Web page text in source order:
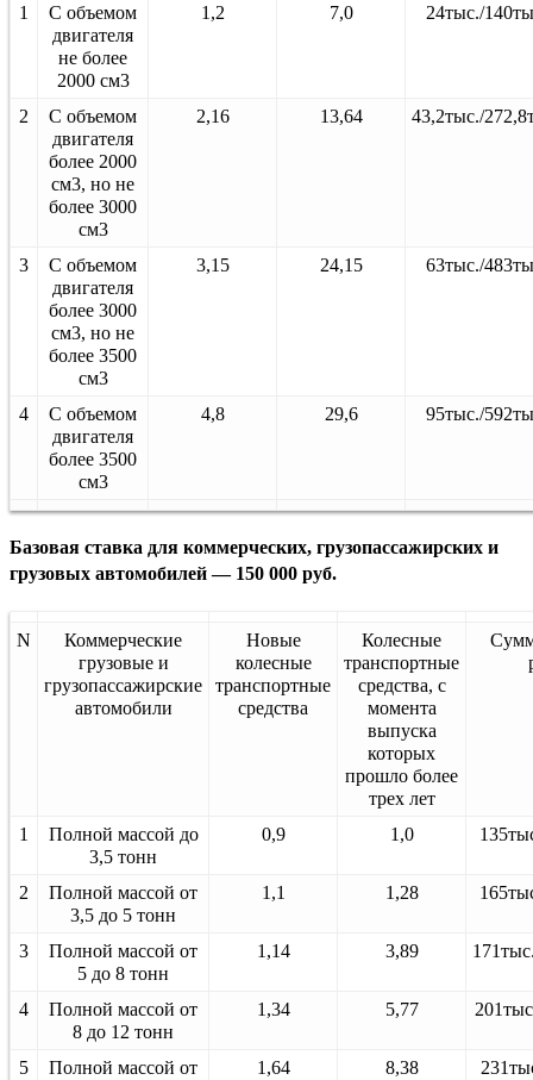
1
С объемом
двигателя
не более
2000 см3
1,2 7,0 24тыс./
2
С объемом
двигателя
более 2000
см3, но не
более 3000
см3
2,16 13,64 43,2тыс./
3
С объемом
двигателя
более 3000
см3, но не
более 3500
см3
3,15 24,15 63тыс./
4
С объемом
двигателя
более 3500
см3
4,8 29,6 95тыс./
Базовая ставка для коммерческих, грузопассажирских и
грузовых автомобилей — 150 000 руб.
N
Коммерческие
грузовые и
грузопассажирские
автомобили
Новые
колесные
транспортные
средства
Колесные
транспортные
средства, с
момента
выпуска
которых
прошло более
трех лет
1
Полной массой до
3,5 тонн
0,9 1,0
2
Полной массой от
3,5 до 5 тонн
1,1 1,28
3
Полной массой от
5 до 8 тонн
1,14 3,89
4
Полной массой от
8 до 12 тонн
1,34 5,77
5
Полной массой от
1,64 8,38